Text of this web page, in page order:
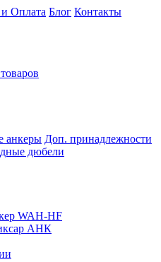
и Оплата Блог Контакты
анкеры Доп. принадлежности
дюбели
WAH-HF
АНК